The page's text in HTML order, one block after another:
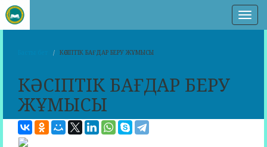
КӘСІПТІК БАҒДАР БЕРУ ЖҰМЫСЫ
КӘСІПТІК БАҒДАР БЕРУ
ЖҰМЫСЫ